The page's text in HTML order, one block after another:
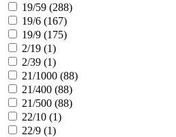
19/59 (288)
19/6 (167)
19/9 (175)
2/19 (1)
2/39 (1)
21/1000 (88)
21/400 (88)
21/500 (88)
22/10 (1)
22/9 (1)